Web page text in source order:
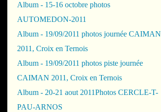
Album - 15-16 octobre photos
AUTOMEDON-2011
Album - 19/09/2011 photos journée CAIMAN
2011, Croix en Ternois
Album - 19/09/2011 photos piste journée
CAIMAN 2011, Croix en Ternois
Album - 20-21 aout 2011Photos CERCLE-T-
PAU-ARNOS